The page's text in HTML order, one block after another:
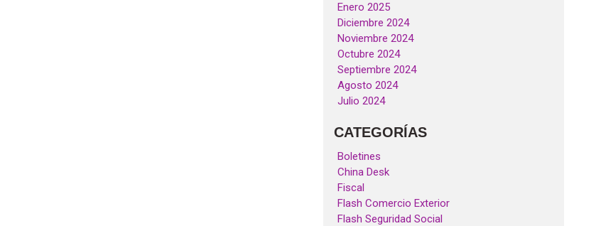
Enero 2025
Diciembre 2024
Noviembre 2024
Octubre 2024
Septiembre 2024
Agosto 2024
Julio 2024
CATEGORÍAS
Boletines
China Desk
Fiscal
Flash Comercio Exterior
Flash Seguridad Social